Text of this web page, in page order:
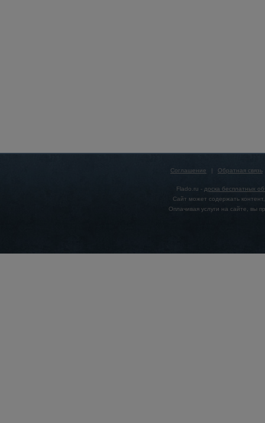
Соглашение | Обратная связь
Flado.ru - доска бесплатных
Сайт может содержать
Оплачивая услуги на сайте, вы